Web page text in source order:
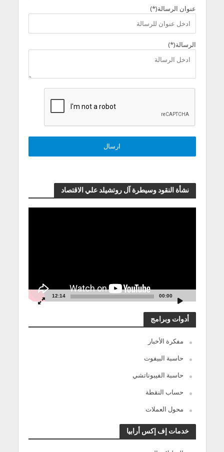
عنوان الرسالة(*)
الرسالة(*)
نشأة النقود وسيطرة آل روتشيلد علي الاقتصاد
00:00
12:14
أدوات وبرامج
مفكرة الأخبار
حاسبة البيفوت
حاسبة الفيبوناتشي
حساب النقطة
محول العملات
خدمات إف إكس أرابيا